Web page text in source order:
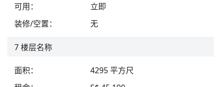
可用：
立即
装修/空置： 无
7楼层名称
面积： 4295平方尺